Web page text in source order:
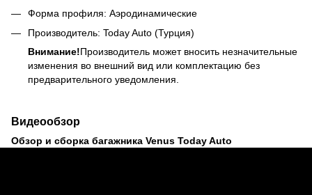
Форма профиля: Аэродинамические
Производитель: Today Auto (Турция)
Внимание!Производитель может вносить незначительные
изменения во внешний вид или комплектацию без
предварительного уведомления.
Видеообзор
Обзор и сборка багажника Venus Today Auto